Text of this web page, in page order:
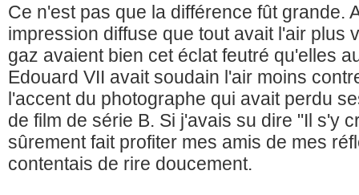
Ce n'est pas que la différence fût grande.
impression diffuse que tout avait l'air plus
gaz avaient bien cet éclat feutré qu'elles
Edouard VII avait soudain l'air moins
l'accent du photographe qui avait perdu
de film de série B. Si j'avais su dire "Il s'y
sûrement fait profiter mes amis de mes
contentais de rire doucement.